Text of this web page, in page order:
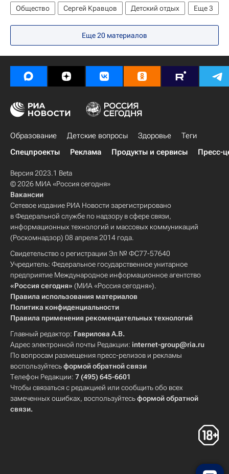
Еще3
Общество Сергей Кравцов
Детский отдых
Детские вопросы
Социальный навигатор
Еще 20 материалов
Образование Детские вопросы Здоровье
Теги
Спецпроекты
Реклама Продукты и сервисы Пресс-
Версия 2023.1 Beta
© 2026 МИА «Россия сегодня»
Вакансии
Сетевое издание РИА Новости зарегистрировано
в Федеральной службе по надзору в сфере связи,
информационных технологий и массовых коммуникаций
(Роскомнадзор) 08 апреля 2014 года.
Свидетельство о регистрации Эл № ФС77-57640
Учредитель: Федеральное государственное унитарное
предприятие Международное информационное агентство
«Россия сегодня» (МИА «Россия сегодня»).
Правила использования материалов
Политика конфиденциальности
Правила применения рекомендательных технологий
Главный редактор: Гаврилова А.В.
Адрес электронной почты Редакции: internet-group@ria.ru
По вопросам размещения пресс-релизов и рекламы
воспользуйтесьформой обратной связи
Телефон Редакции: 7 (495) 645-6601
Чтобы связаться с редакцией или сообщить обо всех
замеченных ошибках, воспользуйтесьформой обратной
связи.